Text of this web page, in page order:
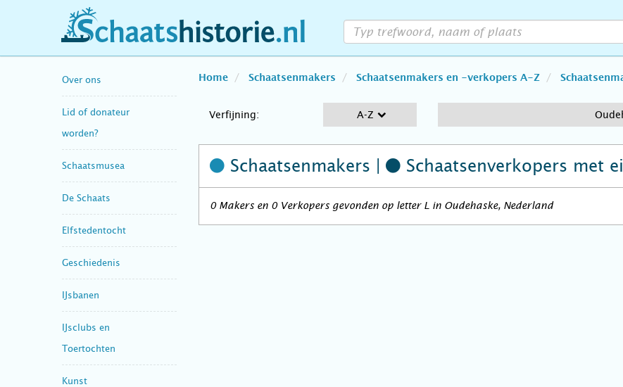
schaatshistorie.nl
Over ons
Lid of donateur
worden?
Schaatsmusea
De Schaats
Elfstedentocht
Geschiedenis
IJsbanen
IJsclubs en
Toertochten
Kunst
Home Schaatsenmakers Schaatsenmakers en -verkopers A-Z
Verfijning: A-Z
Schaatsenmakers | Schaatsenverkopers met
0 Makers en 0 Verkopers gevonden op letter L in Oudehaske, Nederland